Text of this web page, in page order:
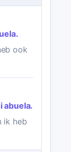
ook
abuela.
ik heb